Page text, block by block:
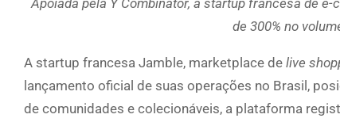
de 300% no
A startup francesa Jamble, marketplace de live
lançamento oficial de suas operações no Brasil,
de comunidades e colecionáveis, a plataforma